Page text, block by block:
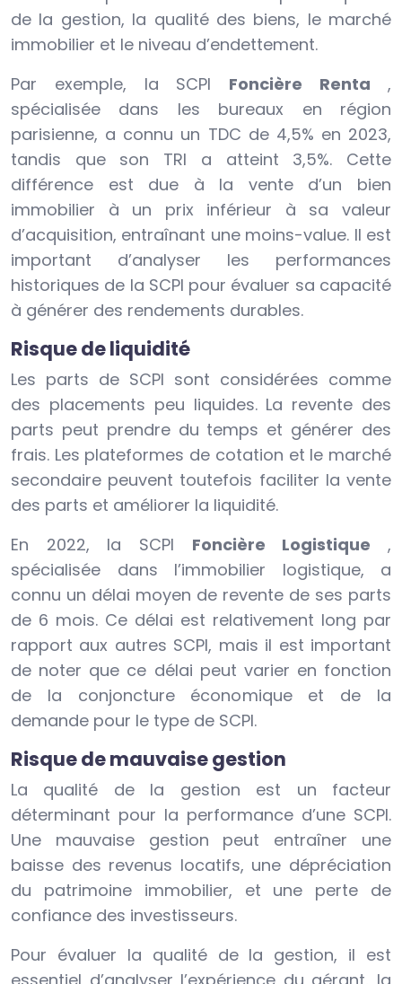
de la gestion, la qualité des biens, le marché
immobilier et le niveau d’endettement.
Par exemple, la SCPI Foncière Renta,
spécialisée dans les bureaux en région
parisienne, a connu un TDC de 4,5% en 2023,
tandis que son TRI a atteint 3,5%. Cette
différence est due à la vente d’un bien
immobilier à un prix inférieur à sa valeur
d’acquisition, entraînant une moins-value. Il est
important d’analyser les performances
historiques de la SCPI pour évaluer sa capacité
à générer des rendements durables.
Risque de liquidité
Les parts de SCPI sont considérées comme
des placements peu liquides. La revente des
parts peut prendre du temps et générer des
frais. Les plateformes de cotation et le marché
secondaire peuvent toutefois faciliter la vente
des parts et améliorer la liquidité.
En 2022, la SCPI Foncière Logistique,
spécialisée dans l’immobilier logistique, a
connu un délai moyen de revente de ses parts
de 6 mois. Ce délai est relativement long par
rapport aux autres SCPI, mais il est important
de noter que ce délai peut varier en fonction
de la conjoncture économique et de la
demande pour le type de SCPI.
Risque de mauvaise gestion
La qualité de la gestion est un facteur
déterminant pour la performance d’une SCPI.
Une mauvaise gestion peut entraîner une
baisse des revenus locatifs, une dépréciation
du patrimoine immobilier, et une perte de
confiance des investisseurs.
Pour évaluer la qualité de la gestion, il est